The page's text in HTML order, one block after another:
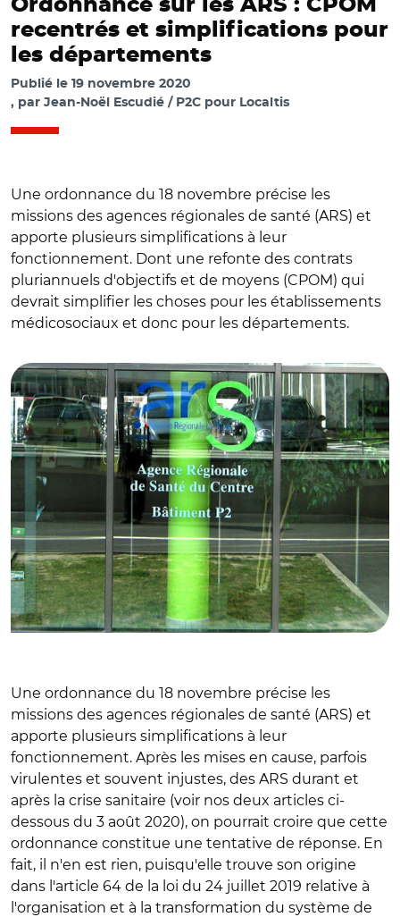
Ordonnance sur les ARS : CPOM
recentrés et simplifications pour
les départements
Publié le 19 novembre 2020
par Jean-Noël Escudié / P2C pour Localtis
Une ordonnance du 18 novembre précise les
missions des agences régionales de santé (ARS) et
apporte plusieurs simplifications à leur
fonctionnement. Dont une refonte des contrats
pluriannuels d'objectifs et de moyens (CPOM) qui
devrait simplifier les choses pour les établissements
médicosociaux et donc pour les départements.
Une ordonnance du 18 novembre précise les
missions des agences régionales de santé (ARS) et
apporte plusieurs simplifications à leur
fonctionnement. Après les mises en cause, parfois
virulentes et souvent injustes, des ARS durant et
après la crise sanitaire (voir nos deux articles ci-
dessous du 3 août 2020), on pourrait croire que cette
ordonnance constitue une tentative de réponse. En
fait, il n'en est rien, puisqu'elle trouve son origine
dans l'article 64 de la loi du 24 juillet 2019 relative à
l'organisation et à la transformation du système de